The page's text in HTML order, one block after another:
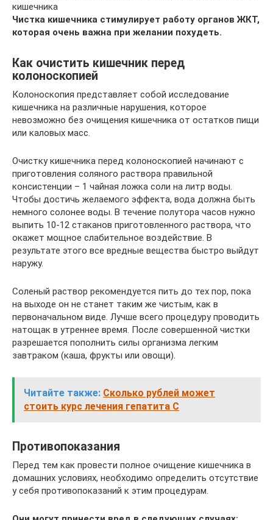
кишечника
Чистка кишечника стимулирует работу органов ЖКТ,
которая очень важна при желании похудеть.
Как очистить кишечник перед
колоноскопией
Колоноскопия представляет собой исследование
кишечника на различные нарушения, которое
невозможно без очищения кишечника от остатков пищи
или каловых масс.
Очистку кишечника перед колоноскопией начинают с
приготовления соляного раствора правильной
консистенции – 1 чайная ложка соли на литр воды.
Чтобы достичь желаемого эффекта, вода должна быть
немного солонее воды. В течение полутора часов нужно
выпить 10-12 стаканов приготовленного раствора, что
окажет мощное слабительное воздействие. В
результате этого все вредные вещества быстро выйдут
наружу.
Соленый раствор рекомендуется пить до тех пор, пока
на выходе он не станет таким же чистым, как в
первоначальном виде. Лучше всего процедуру проводить
натощак в утреннее время. После совершенной чистки
разрешается пополнить силы организма легким
завтраком (каша, фрукты или овощи).
Читайте также: Сколько рублей может
стоить курс лечения гепатита С
Противопоказания
Перед тем как провести полное очищение кишечника в
домашних условиях, необходимо определить отсутствие
у себя противопоказаний к этим процедурам.